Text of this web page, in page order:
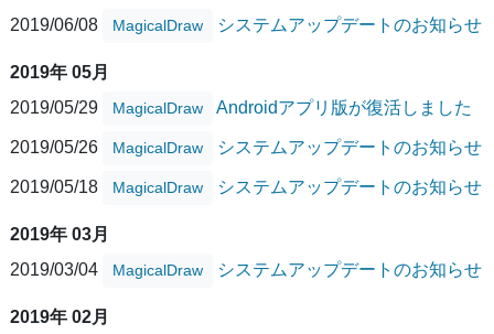
2019/06/08
MagicalDraw システムアップデートのお知らせ
2019年 05月
2019/05/29
MagicalDraw Androidアプリ版が復活しました
2019/05/26 MagicalDraw システムアップデートのお知らせ
2019/05/18 MagicalDraw システムアップデートのお知らせ
2019年 03月
2019/03/04
MagicalDraw システムアップデートのお知らせ
2019年 02月